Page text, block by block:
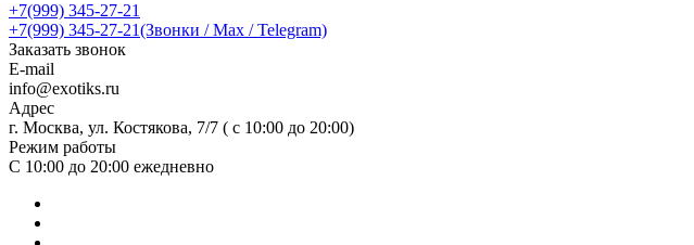
+7(999) 345-27-21
+7(999) 345-27-21(Звонки / Max / Telegram)
Заказать звонок
E-mail
info@exotiks.ru
Адрес
г. Москва, ул. Костякова, 7/7 ( с 10:00 до 20:00)
Режим работы
С 10:00 до 20:00 ежедневно